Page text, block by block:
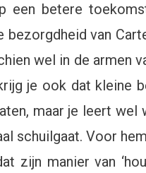
een betere
bezorgdheid van
wel in de armen
je ook dat kleine
maar je leert wel
schuilgaat. Voor
zijn manier van